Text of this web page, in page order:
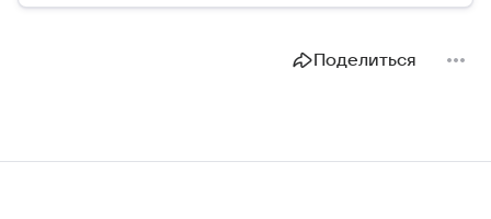
Поделиться